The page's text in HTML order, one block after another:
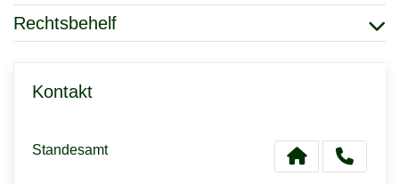
Rechtsbehelf
Kontakt
Standesamt